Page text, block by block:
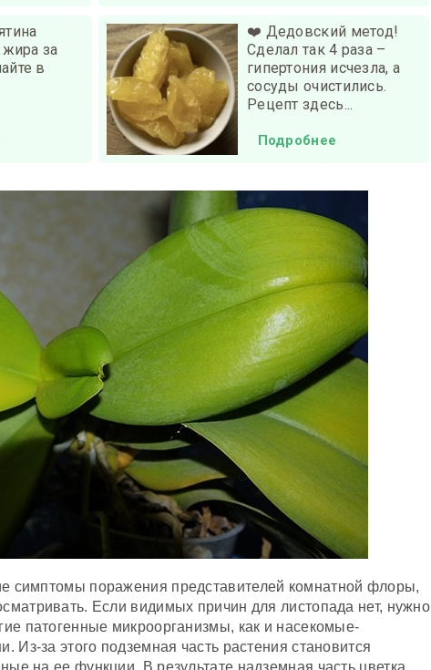
жира за
в
❤️ Дедовский метод!
Сделал так 4 раза –
гипертония исчезла, а
сосуды очистились.
Рецепт здесь...
Подробнее
симптомы поражения представителей комнатной флоры,
Если видимых причин для листопада нет, нужно
патогенные микроорганизмы, как и насекомые-
Из-за этого подземная часть растения становится